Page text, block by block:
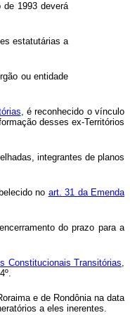
de 1993 deverá
estatutárias a
ou entidade
, é reconhecido o vínculo
desses ex-Territórios
integrantes de planos
no art. 31 da Emenda
do prazo para a
Constitucionais Transitórias,
e de Rondônia na data
a eles inerentes.